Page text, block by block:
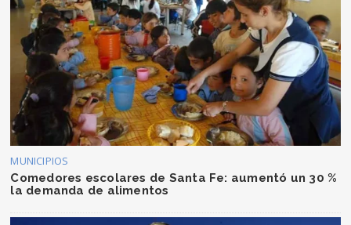
MUNICIPIOS
Comedores escolares de Santa Fe: aumentó un 30 %
la demanda de alimentos